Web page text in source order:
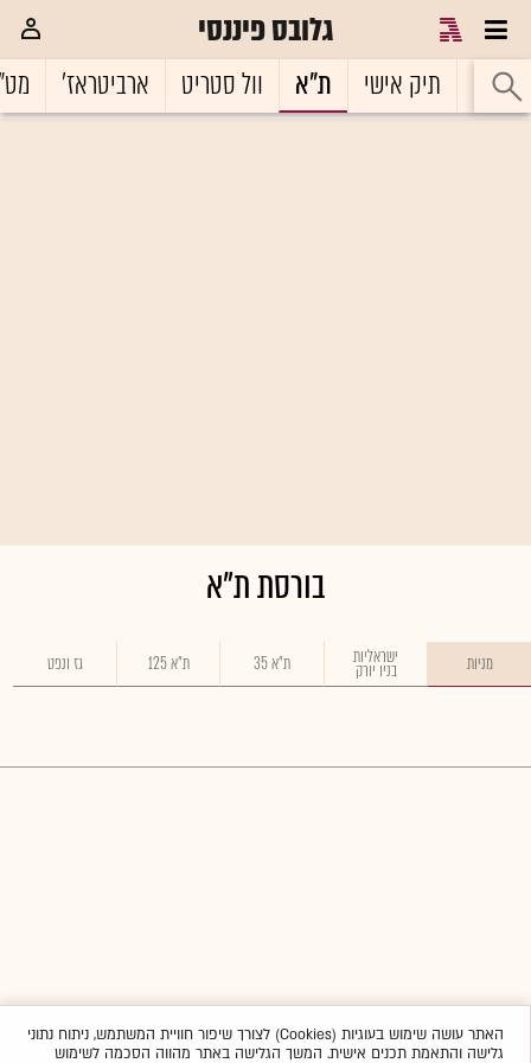
גלובס פיננסי
ראשי תיק אישי ת"א וול סטריט ארביטראז'
בורסת ת"א
מניות ישראליות
בניו יורק ת"א 35 ת"א 125 גז ונפט
האתר עושה שימוש בעוגיות (Cookies) לצורך שיפור חוויית המשתמש, ניתוח נתוני
גלישה והתאמת תכנים אישית. המשך הגלישה באתר מהווה הסכמה לשימוש